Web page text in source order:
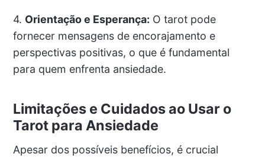
4. Orientação e Esperança: O tarot pode
fornecer mensagens de encorajamento e
perspectivas positivas, o que é fundamental
para quem enfrenta ansiedade.
Limitações e Cuidados ao Usar o
Tarot para Ansiedade
Apesar dos possíveis benefícios, é crucial